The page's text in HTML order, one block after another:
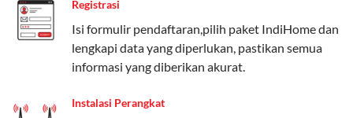
Paket Easy cocok untuk kebutuhan dasar, Paket
Complete untuk yang menginginkan fitur lengkap,
dan Paket Dynamic IP untuk pengguna yang
memprioritaskan kecepatan internet tinggi.
Paket Telkomsel One dengan Kuota Keluarga
Registrasi
Isi formulir pendaftaran,pilih paket IndiHome dan
lengkapi data yang diperlukan, pastikan semua
informasi yang diberikan akurat.
Instalasi Perangkat